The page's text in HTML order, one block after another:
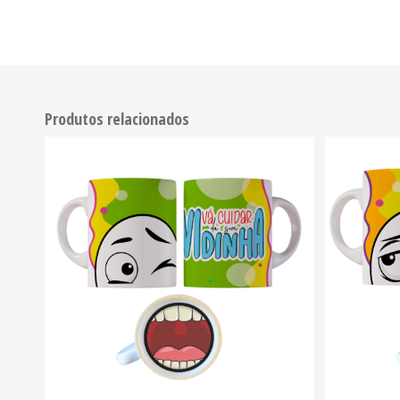
Produtos relacionados